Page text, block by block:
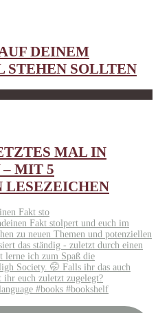
DEINEM
STEHEN SOLLTEN
MAL IN
– MIT 5
LESEZEICHEN
Fakt sto